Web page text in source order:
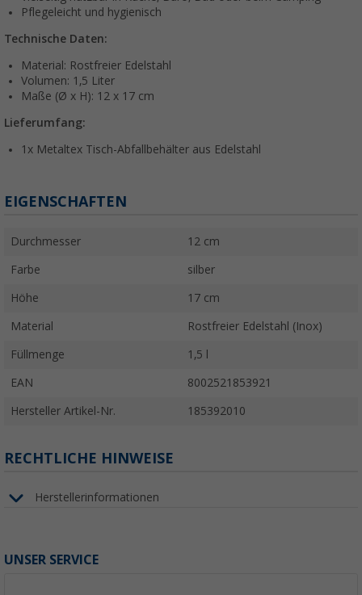
Pflegeleicht und hygienisch
Technische Daten:
Material: Rostfreier Edelstahl
Volumen: 1,5 Liter
Maße (Ø x H): 12 x 17 cm
Lieferumfang:
1x Metaltex Tisch-Abfallbehälter aus Edelstahl
EIGENSCHAFTEN
Durchmesser 12 cm
Farbe silber
Höhe 17 cm
Material Rostfreier Edelstahl (Inox)
Füllmenge 1,5 l
EAN 8002521853921
Hersteller Artikel-Nr. 185392010
RECHTLICHE HINWEISE
Herstellerinformationen
UNSER SERVICE